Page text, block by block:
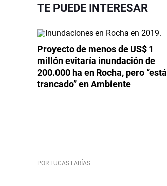
TE PUEDE INTERESAR
Proyecto de menos de US$ 1
millón evitaría inundación de
200.000 ha en Rocha, pero “está
trancado” en Ambiente
POR LUCAS FARÍAS